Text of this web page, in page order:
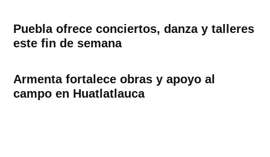
Puebla ofrece conciertos, danza y talleres
este fin de semana
Armenta fortalece obras y apoyo al
campo en Huatlatlauca